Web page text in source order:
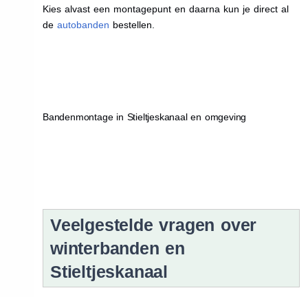
Kies alvast een montagepunt en daarna kun je direct al
de autobanden bestellen.
Bandenmontage in Stieltjeskanaal en omgeving
Veelgestelde vragen over
winterbanden en
Stieltjeskanaal